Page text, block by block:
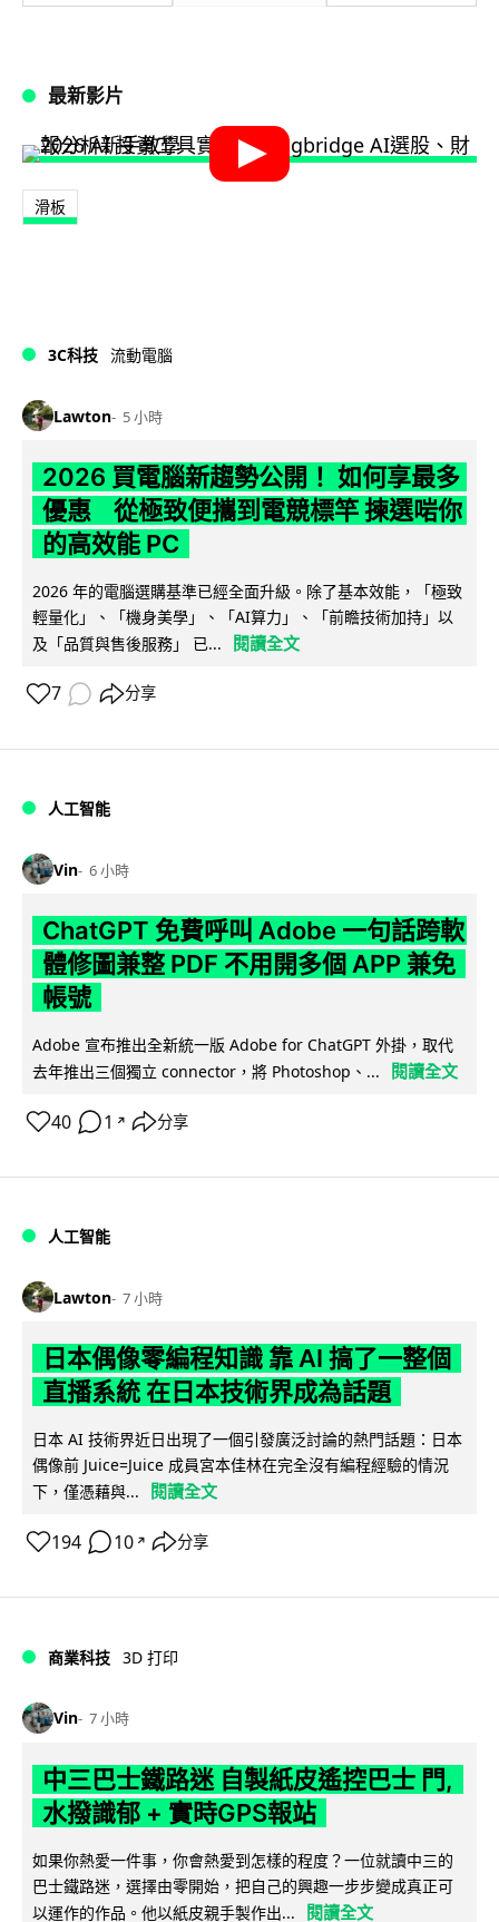
最新影片
滑板
3C科技 流動電腦
Lawton 5 小時
2026 買電腦新趨勢公開！ 如何享最多
優惠 從極致便攜到電競標竿 揀選啱你
的高效能 PC
2026 年的電腦選購基準已經全面升級。除了基本效能，「極致
輕量化」、「機身美學」、「AI算力」、「前瞻技術加持」以
及「品質與售後服務」 已...
閱讀全文
7 分享
人工智能
Vin 6 小時
ChatGPT 免費呼叫 Adobe 一句話跨軟
體修圖兼整 PDF 不用開多個 APP 兼免
帳號
Adobe 宣布推出全新統一版 Adobe for ChatGPT 外掛，取代
去年推出三個獨立 connector，將 Photoshop、...
閱讀全文
40 1 ↗ 分享
人工智能
Lawton 7 小時
日本偶像零編程知識 靠 AI 搞了一整個
直播系統 在日本技術界成為話題
日本 AI 技術界近日出現了一個引發廣泛討論的熱門話題：日本
偶像前 Juice=Juice 成員宮本佳林在完全沒有編程經驗的情況
下，僅憑藉與...
閱讀全文
194 10 ↗ 分享
商業科技 3D 打印
Vin 7 小時
中三巴士鐵路迷 自製紙皮遙控巴士 門,
水撥識郁 + 實時GPS報站
如果你熱愛一件事，你會熱愛到怎樣的程度？一位就讀中三的
巴士鐵路迷，選擇由零開始，把自己的興趣一步步變成真正可
以運作的作品。他以紙皮親手製作出...
閱讀全文